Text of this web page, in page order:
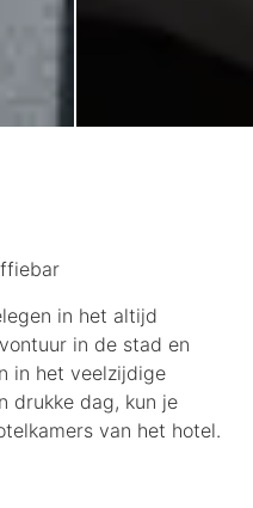
in het altijd
in de stad en
in het veelzijdige
drukke dag, kun je
van het hotel.